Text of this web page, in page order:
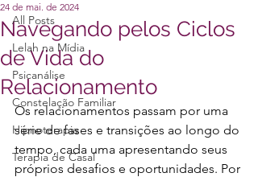
All Posts
Lelah na Mídia
Psicanálise
Constelação Familiar
Hipnoterapia
Terapia de Casal
Navegando pelos Ciclos
de Vida do
Relacionamento
24 de mai. de 2024
Os relacionamentos passam por uma
série de fases e transições ao longo do
tempo, cada uma apresentando seus
próprios desafios e oportunidades. Por